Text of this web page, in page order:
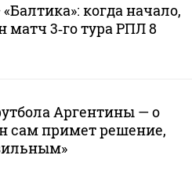
когда начало,
матч 3‑го тура РПЛ 8
Аргентины — о
сам примет решение,